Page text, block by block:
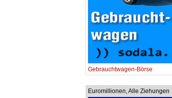
Gebrauchtwagen-Börse
Euromillionen, Alle Ziehungen